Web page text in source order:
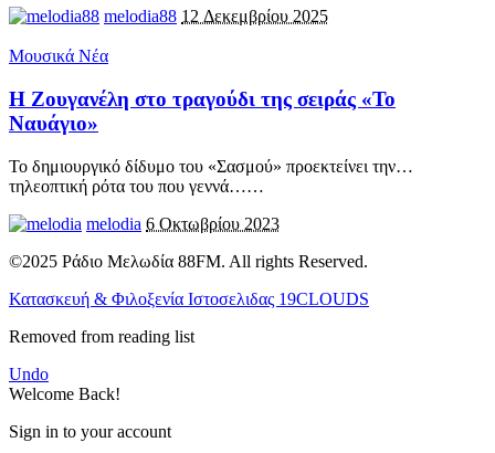
melodia88 12 Δεκεμβρίου 2025
Μουσικά Νέα
Η Ζουγανέλη στο τραγούδι της σειράς «Το
Ναυάγιο»
Το δημιουργικό δίδυμο του «Σασμού» προεκτείνει την…
τηλεοπτική ρότα του που γεννά……
melodia 6 Οκτωβρίου 2023
©2025 Ράδιο Μελωδία 88FM. All rights Reserved.
Κατασκευή & Φιλοξενία Ιστοσελιδας 19CLOUDS
Removed from reading list
Undo
Welcome Back!
Sign in to your account